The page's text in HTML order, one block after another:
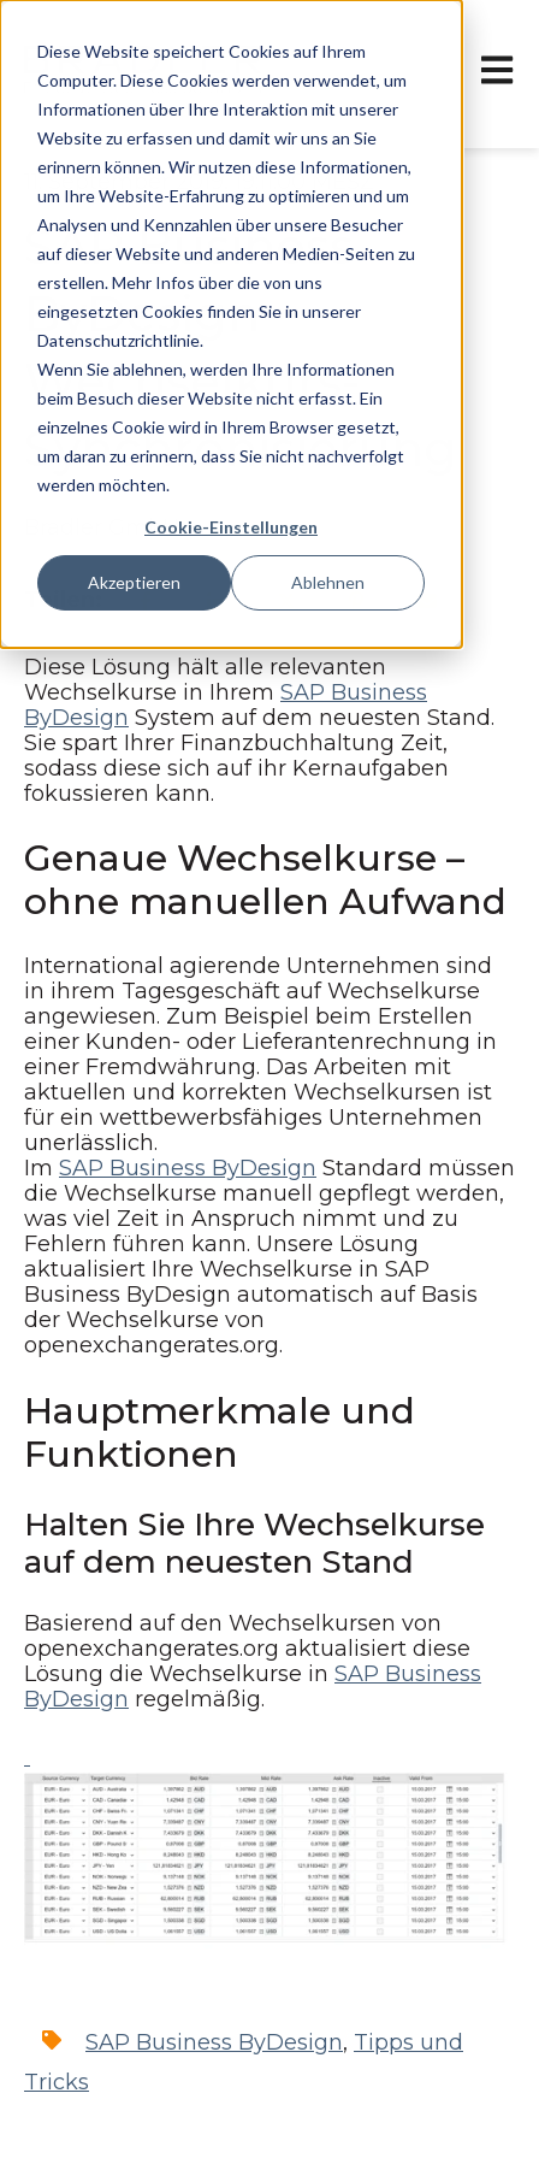
Diese Website speichert Cookies auf Ihrem
Computer. Diese Cookies werden verwendet, um
Informationen über Ihre Interaktion mit unserer
Website zu erfassen und damit wir uns an Sie
erinnern können. Wir nutzen diese Informationen,
um Ihre Website-Erfahrung zu optimieren und um
Analysen und Kennzahlen über unsere Besucher
auf dieser Website und anderen Medien-Seiten zu
erstellen. Mehr Infos über die von uns
eingesetzten Cookies finden Sie in unserer
Datenschutzrichtlinie.
Wenn Sie ablehnen, werden Ihre Informationen
beim Besuch dieser Website nicht erfasst. Ein
einzelnes Cookie wird in Ihrem Browser gesetzt,
um daran zu erinnern, dass Sie nicht nachverfolgt
werden möchten.
Cookie-Einstellungen
Akzeptieren Ablehnen
11. September 2019, 19:11:00 MESZ
SAP Business
ByDesign
Wechselkurs-
Synchronisierung
Bradler GmbH
Teilen:
Diese Lösung hält alle relevanten
Wechselkurse in Ihrem SAP Business
ByDesign System auf dem neuesten Stand.
Sie spart Ihrer Finanzbuchhaltung Zeit,
sodass diese sich auf ihr Kernaufgaben
fokussieren kann.
Genaue Wechselkurse –
ohne manuellen Aufwand
International agierende Unternehmen sind
in ihrem Tagesgeschäft auf Wechselkurse
angewiesen. Zum Beispiel beim Erstellen
einer Kunden- oder Lieferantenrechnung in
einer Fremdwährung. Das Arbeiten mit
aktuellen und korrekten Wechselkursen ist
für ein wettbewerbsfähiges Unternehmen
unerlässlich.
Im SAP Business ByDesign Standard müssen
die Wechselkurse manuell gepflegt werden,
was viel Zeit in Anspruch nimmt und zu
Fehlern führen kann. Unsere Lösung
aktualisiert Ihre Wechselkurse in SAP
Business ByDesign automatisch auf Basis
der Wechselkurse von
openexchangerates.org.
Hauptmerkmale und
Funktionen
Halten Sie Ihre Wechselkurse
auf dem neuesten Stand
Basierend auf den Wechselkursen von
openexchangerates.org aktualisiert diese
Lösung die Wechselkurse in SAP Business
ByDesign regelmäßig.
SAP Business ByDesign, Tipps und
Tricks